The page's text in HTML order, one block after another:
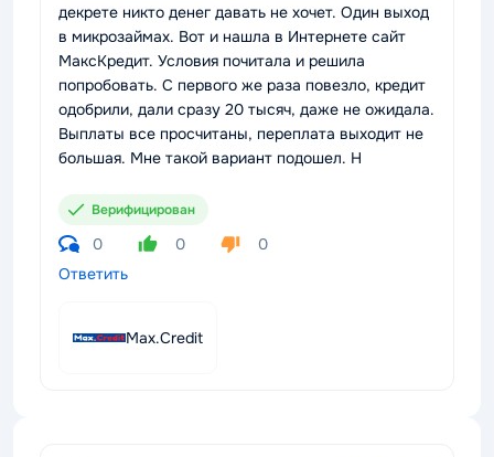
декрете никто денег давать не хочет. Один выход
в микрозаймах. Вот и нашла в Интернете сайт
МаксКредит. Условия почитала и решила
попробовать. С первого же раза повезло, кредит
одобрили, дали сразу 20 тысяч, даже не ожидала.
Выплаты все просчитаны, переплата выходит не
большая. Мне такой вариант подошел. Н
Верифицирован
0 0
0
Ответить
Max.Credit